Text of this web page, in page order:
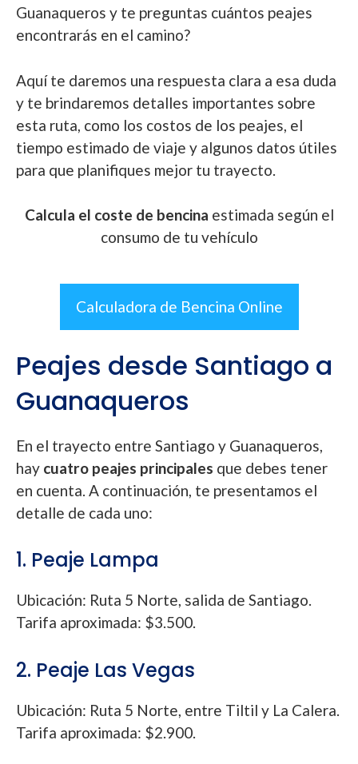
Guanaqueros y te preguntas cuántos peajes
encontrarás en el camino?
Aquí te daremos una respuesta clara a esa duda
y te brindaremos detalles importantes sobre
esta ruta, como los costos de los peajes, el
tiempo estimado de viaje y algunos datos útiles
para que planifiques mejor tu trayecto.
Calcula el coste de bencina estimada según el
consumo de tu vehículo
Calculadora de Bencina Online
Peajes desde Santiago a
Guanaqueros
En el trayecto entre Santiago y Guanaqueros,
hay cuatro peajes principales que debes tener
en cuenta. A continuación, te presentamos el
detalle de cada uno:
1. Peaje Lampa
Ubicación: Ruta 5 Norte, salida de Santiago.
Tarifa aproximada: $3.500.
2. Peaje Las Vegas
Ubicación: Ruta 5 Norte, entre Tiltil y La Calera.
Tarifa aproximada: $2.900.